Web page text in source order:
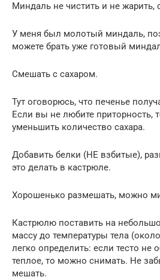
Миндаль не чистить и не жарить,
У меня был молотый миндаль,
можете брать уже готовый
Смешать с сахаром.
Тут оговорюсь, что печенье
Если вы не любите приторность,
уменьшить количество сахара.
Добавить белки (НЕ взбитые),
это делать в кастрюле.
Хорошенько размешать, можно
Кастрюлю поставить на
массу до температуры тела
легко определить: если тесто не
теплое, то можно снимать. Не
мешать.